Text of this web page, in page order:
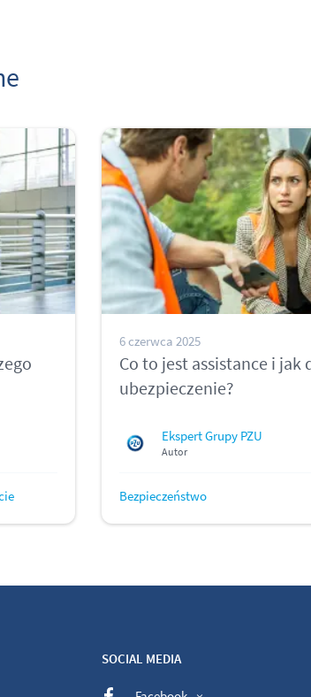
6 czerwca 2025
Co to jest assistance i jak
ubezpieczenie?
Ekspert Grupy PZU
Autor
Bezpieczeństwo
SOCIAL MEDIA